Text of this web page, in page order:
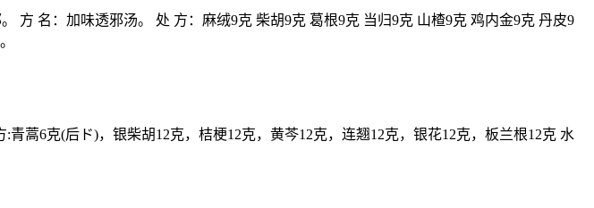
方 名：加味透邪汤。 处 方：麻绒9克 柴胡9克 葛根9克 当归9克 山楂9克 鸡内金9克 丹皮9
蒿6克(后ド)，银柴胡12克，桔梗12克，黄芩12克，连翘12克，银花12克，板兰根12克 水